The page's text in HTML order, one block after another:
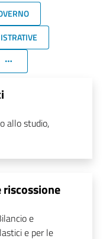
allo studio,
e
e per le